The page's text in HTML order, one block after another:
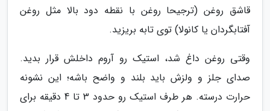
قاشق روغن (ترجیحا روغن با نقطه دود بالا مثل روغن
آفتابگردان یا کانولا) توی تابه بریزید.
وقتی روغن داغ شد، استیک رو آروم داخلش قرار بدید.
صدای جلز و ولزش باید بلند و واضح باشه؛ این نشونه
حرارت درسته. هر طرف استیک رو حدود 3 تا 4 دقیقه برای